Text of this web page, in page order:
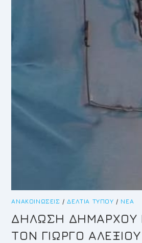
ΑΝΑΚΟΙΝΏΣΕΙΣ /ΔΕΛΤΊΑ ΤΎΠΟΥ / ΝΈΑ
ΔΗΛΩΣΗ ΔΗΜΑΡΧΟΥ
ΤΟΝ ΓΙΩΡΓΟ ΑΛΕΞΙΟΥ